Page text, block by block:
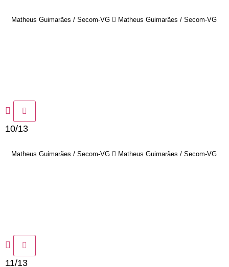
Matheus Guimarães / Secom-VG Matheus Guimarães / Secom-VG
10/13
Matheus Guimarães / Secom-VG Matheus Guimarães / Secom-VG
11/13